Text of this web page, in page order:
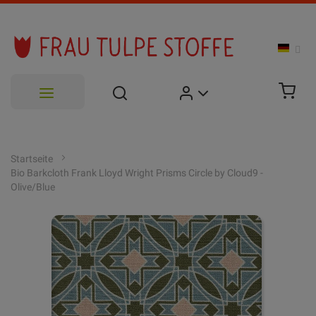
springen
Startseite
Bio Barkcloth Frank Lloyd Wright Prisms Circle by Cloud9 -
Olive/Blue
Bildgalerie
springen